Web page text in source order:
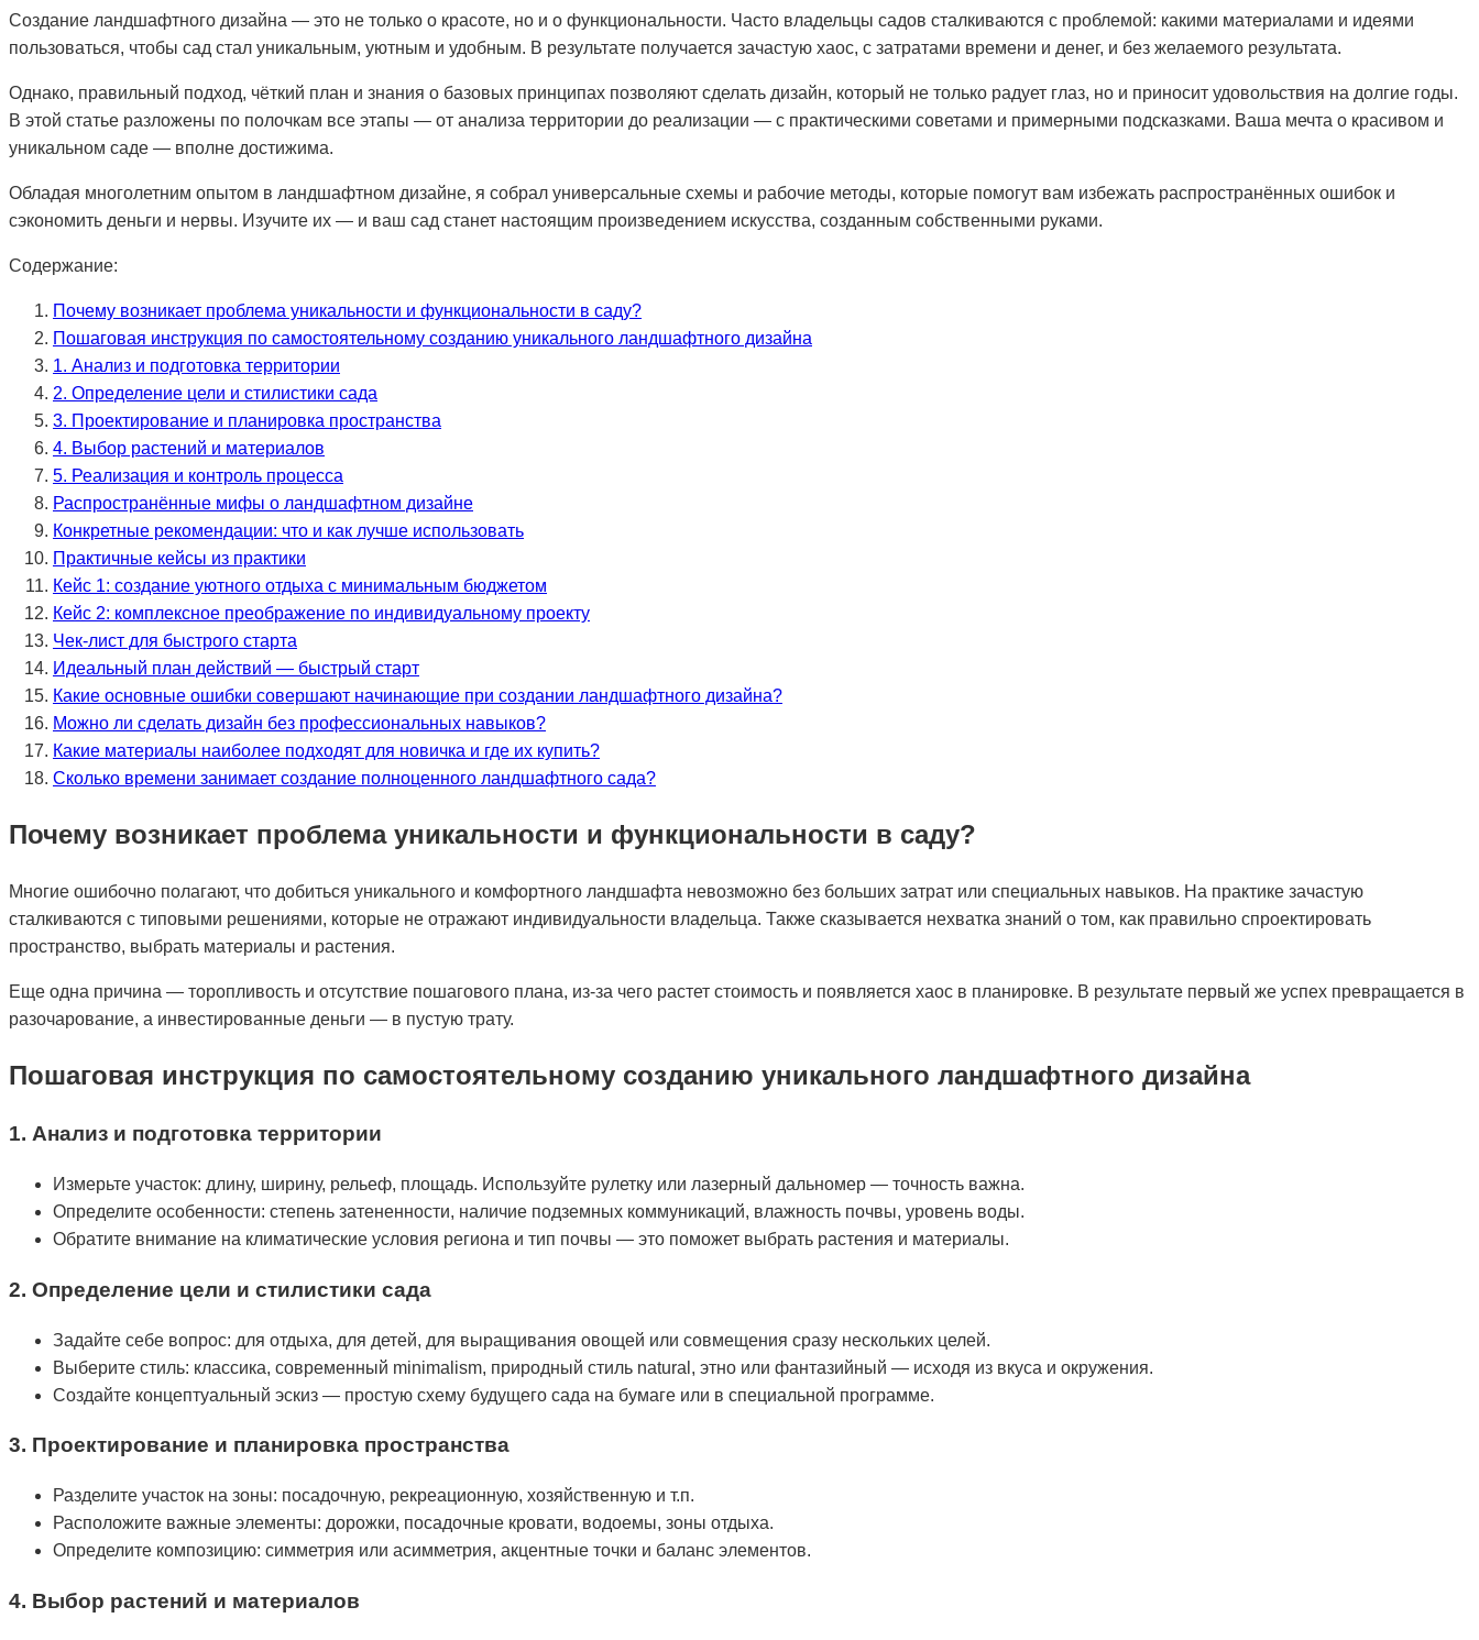
Создание ландшафтного дизайна — это не только о красоте, но и о функциональности. Часто владельцы садов сталкиваются с проблемой: какими материалами и идеями
пользоваться, чтобы сад стал уникальным, уютным и удобным. В результате получается зачастую хаос, с затратами времени и денег, и без желаемого результата.
Однако, правильный подход, чёткий план и знания о базовых принципах позволяют сделать дизайн, который не только радует глаз, но и приносит удовольствия на долгие годы.
В этой статье разложены по полочкам все этапы — от анализа территории до реализации — с практическими советами и примерными подсказками. Ваша мечта о красивом и
уникальном саде — вполне достижима.
Обладая многолетним опытом в ландшафтном дизайне, я собрал универсальные схемы и рабочие методы, которые помогут вам избежать распространённых ошибок и
сэкономить деньги и нервы. Изучите их — и ваш сад станет настоящим произведением искусства, созданным собственными руками.
Содержание:
Почему возникает проблема уникальности и функциональности в саду?
Пошаговая инструкция по самостоятельному созданию уникального ландшафтного дизайна
1. Анализ и подготовка территории
2. Определение цели и стилистики сада
3. Проектирование и планировка пространства
4. Выбор растений и материалов
5. Реализация и контроль процесса
Распространённые мифы о ландшафтном дизайне
Конкретные рекомендации: что и как лучше использовать
Практичные кейсы из практики
Кейс 1: создание уютного отдыха с минимальным бюджетом
Кейс 2: комплексное преображение по индивидуальному проекту
Чек-лист для быстрого старта
Идеальный план действий — быстрый старт
Какие основные ошибки совершают начинающие при создании ландшафтного дизайна?
Можно ли сделать дизайн без профессиональных навыков?
Какие материалы наиболее подходят для новичка и где их купить?
Сколько времени занимает создание полноценного ландшафтного сада?
Почему возникает проблема уникальности и функциональности в саду?
Многие ошибочно полагают, что добиться уникального и комфортного ландшафта невозможно без больших затрат или специальных навыков. На практике зачастую
сталкиваются с типовыми решениями, которые не отражают индивидуальности владельца. Также сказывается нехватка знаний о том, как правильно спроектировать
пространство, выбрать материалы и растения.
Еще одна причина — торопливость и отсутствие пошагового плана, из-за чего растет стоимость и появляется хаос в планировке. В результате первый же успех превращается в
разочарование, а инвестированные деньги — в пустую трату.
Пошаговая инструкция по самостоятельному созданию уникального ландшафтного дизайна
1. Анализ и подготовка территории
Измерьте участок: длину, ширину, рельеф, площадь. Используйте рулетку или лазерный дальномер — точность важна.
Определите особенности: степень затененности, наличие подземных коммуникаций, влажность почвы, уровень воды.
Обратите внимание на климатические условия региона и тип почвы — это поможет выбрать растения и материалы.
2. Определение цели и стилистики сада
Задайте себе вопрос: для отдыха, для детей, для выращивания овощей или совмещения сразу нескольких целей.
Выберите стиль: классика, современный minimalism, природный стиль natural, этно или фантазийный — исходя из вкуса и окружения.
Создайте концептуальный эскиз — простую схему будущего сада на бумаге или в специальной программе.
3. Проектирование и планировка пространства
Разделите участок на зоны: посадочную, рекреационную, хозяйственную и т.п.
Расположите важные элементы: дорожки, посадочные кровати, водоемы, зоны отдыха.
Определите композицию: симметрия или асимметрия, акцентные точки и баланс элементов.
4. Выбор растений и материалов